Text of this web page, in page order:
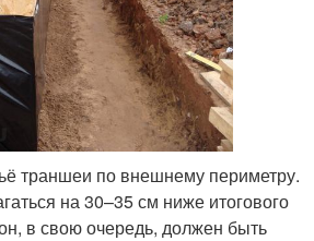
траншеи по внешнему периметру.
на 30–35 см ниже итогового
в свою очередь, должен быть